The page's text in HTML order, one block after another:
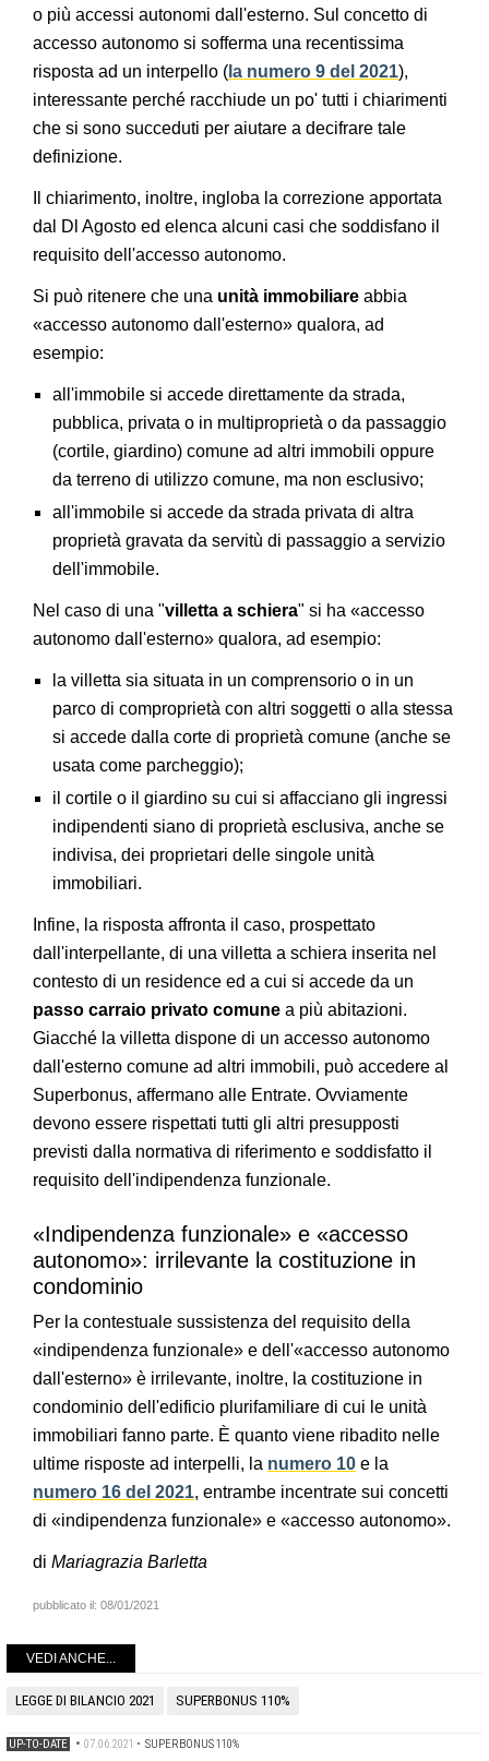
o più accessi autonomi dall'esterno. Sul concetto di
accesso autonomo si sofferma una recentissima
risposta ad un interpello ( la numero 9 del 2021),
interessante perché racchiude un po' tutti i chiarimenti
che si sono succeduti per aiutare a decifrare tale
definizione.
Il chiarimento, inoltre, ingloba la correzione apportata
dal Dl Agosto ed elenca alcuni casi che soddisfano il
requisito dell'accesso autonomo.
Si può ritenere che una unità immobiliare abbia
«accesso autonomo dall'esterno» qualora, ad
esempio:
all'immobile si accede direttamente da strada,
pubblica, privata o in multiproprietà o da passaggio
(cortile, giardino) comune ad altri immobili oppure
da terreno di utilizzo comune, ma non esclusivo;
all'immobile si accede da strada privata di altra
proprietà gravata da servitù di passaggio a servizio
dell'immobile.
Nel caso di una "villetta a schiera" si ha «accesso
autonomo dall'esterno» qualora, ad esempio:
la villetta sia situata in un comprensorio o in un
parco di comproprietà con altri soggetti o alla stessa
si accede dalla corte di proprietà comune (anche se
usata come parcheggio);
il cortile o il giardino su cui si affacciano gli ingressi
indipendenti siano di proprietà esclusiva, anche se
indivisa, dei proprietari delle singole unità
immobiliari.
Infine, la risposta affronta il caso, prospettato
dall'interpellante, di una villetta a schiera inserita nel
contesto di un residence ed a cui si accede da un
passo carraio privato comune a più abitazioni.
Giacché la villetta dispone di un accesso autonomo
dall'esterno comune ad altri immobili, può accedere al
Superbonus, affermano alle Entrate. Ovviamente
devono essere rispettati tutti gli altri presupposti
previsti dalla normativa di riferimento e soddisfatto il
requisito dell'indipendenza funzionale.
«Indipendenza funzionale» e «accesso
autonomo»: irrilevante la costituzione in
condominio
Per la contestuale sussistenza del requisito della
«indipendenza funzionale» e dell'«accesso autonomo
dall'esterno» è irrilevante, inoltre, la costituzione in
condominio dell'edificio plurifamiliare di cui le unità
immobiliari fanno parte. È quanto viene ribadito nelle
ultime risposte ad interpelli, la numero 10 e la
numero 16 del 2021, entrambe incentrate sui concetti
di «indipendenza funzionale» e «accesso autonomo».
di Mariagrazia Barletta
pubblicato il: 08/01/2021
VEDI ANCHE...
LEGGE DI BILANCIO 2021 SUPERBONUS 110%
UP-TO-DATE • 07.06.2021 • SUPERBONUS 110%